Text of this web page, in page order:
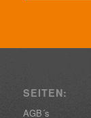
SEITEN:
AGB´s